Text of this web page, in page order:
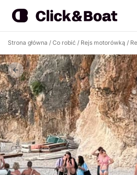
Strona główna / Co robić / Rejs motorówką /